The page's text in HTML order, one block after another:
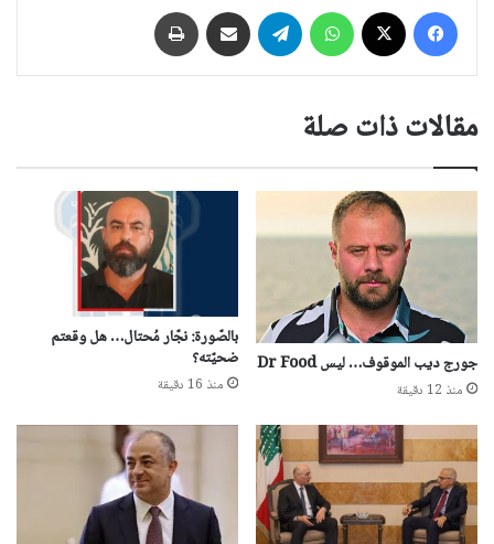
فيسبوك واتساب تيلقرام مشاركة عبر البريد
مقالات ذات صلة
جورج ديب الموقوف… ليس Dr Food
منذ 12 دقيقة
بالصّورة: نجّار مُحتال… هل وقعتم
ضحيّته؟
منذ 16 دقيقة